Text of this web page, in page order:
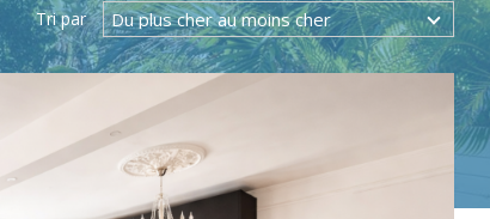
Tri par Du plus cher au moins cher